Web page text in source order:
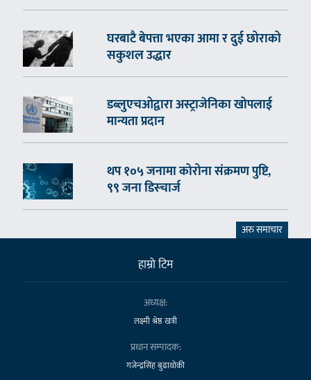
घरबाटै बेपत्ता भएका आमा र दुई छोराको
सकुशल उद्धार
डब्लुएचओद्वारा अस्ट्राजेनिका खोपलाई
मान्यता प्रदान
थप १०५ जनामा कोरोना संक्रमण पुष्टि,
९९ जना डिस्चार्ज
अरु समाचार
हाम्राे टिम
अध्यक्ष:
लक्ष्मी श्रेष्ठ खत्री
प्रधान सम्पादक:
गजेन्द्रसिंह बुढाथोकी